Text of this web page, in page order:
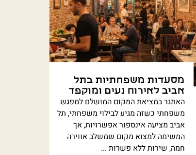
מסעדות משפחתיות בתל
אביב לאירוח נעים ומוקפד
האתגר במציאת המקום המושלם למפגש
משפחתי כשזה מגיע לבילוי משפחתי, תל
אביב מציעה אינספור אפשרויות, אך
המשימה למצוא מקום שמשלב אווירה
חמה, שירות ללא פשרות ...